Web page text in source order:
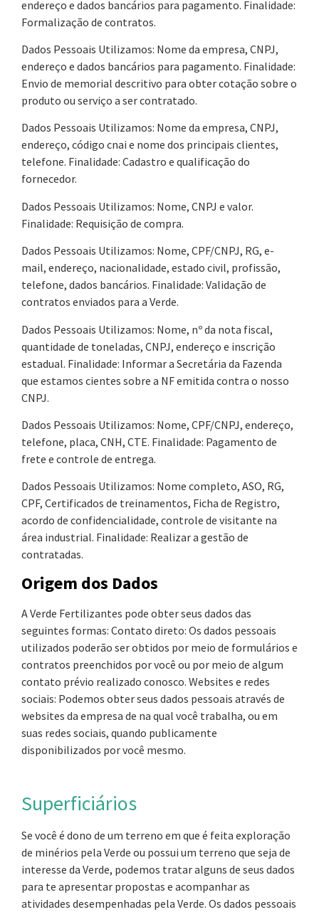
endereço e dados bancários para pagamento. Finalidade:
Formalização de contratos.
Dados Pessoais Utilizamos: Nome da empresa, CNPJ,
endereço e dados bancários para pagamento. Finalidade:
Envio de memorial descritivo para obter cotação sobre o
produto ou serviço a ser contratado.
Dados Pessoais Utilizamos: Nome da empresa, CNPJ,
endereço, código cnai e nome dos principais clientes,
telefone. Finalidade: Cadastro e qualificação do
fornecedor.
Dados Pessoais Utilizamos: Nome, CNPJ e valor.
Finalidade: Requisição de compra.
Dados Pessoais Utilizamos: Nome, CPF/CNPJ, RG, e-
mail, endereço, nacionalidade, estado civil, profissão,
telefone, dados bancários. Finalidade: Validação de
contratos enviados para a Verde.
Dados Pessoais Utilizamos: Nome, nº da nota fiscal,
quantidade de toneladas, CNPJ, endereço e inscrição
estadual. Finalidade: Informar a Secretária da Fazenda
que estamos cientes sobre a NF emitida contra o nosso
CNPJ.
Dados Pessoais Utilizamos: Nome, CPF/CNPJ, endereço,
telefone, placa, CNH, CTE. Finalidade: Pagamento de
frete e controle de entrega.
Dados Pessoais Utilizamos: Nome completo, ASO, RG,
CPF, Certificados de treinamentos, Ficha de Registro,
acordo de confidencialidade, controle de visitante na
área industrial. Finalidade: Realizar a gestão de
contratadas.
Origem dos Dados
A Verde Fertilizantes pode obter seus dados das
seguintes formas: Contato direto: Os dados pessoais
utilizados poderão ser obtidos por meio de formulários e
contratos preenchidos por você ou por meio de algum
contato prévio realizado conosco. Websites e redes
sociais: Podemos obter seus dados pessoais através de
websites da empresa de na qual você trabalha, ou em
suas redes sociais, quando publicamente
disponibilizados por você mesmo.
Superficiários
Se você é dono de um terreno em que é feita exploração
de minérios pela Verde ou possui um terreno que seja de
interesse da Verde, podemos tratar alguns de seus dados
para te apresentar propostas e acompanhar as
atividades desempenhadas pela Verde. Os dados pessoais